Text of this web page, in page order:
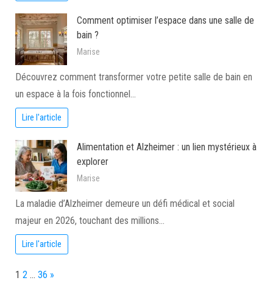
Comment optimiser l’espace dans une salle de
bain ?
Marise
Découvrez comment transformer votre petite salle de bain en
un espace à la fois fonctionnel…
Lire l'article
Alimentation et Alzheimer : un lien mystérieux à
explorer
Marise
La maladie d’Alzheimer demeure un défi médical et social
majeur en 2026, touchant des millions…
Lire l'article
Page:
1 2 … 36 Next
»